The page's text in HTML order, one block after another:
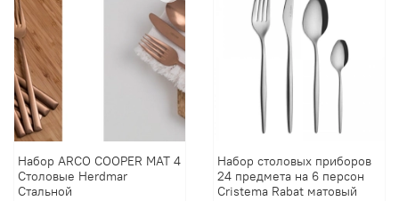
Набор ARCO COOPER MAT 4
Столовые Herdmar
Стальной
Набор столовых приборов
24 предмета на 6 персон
Cristema Rabat матовый